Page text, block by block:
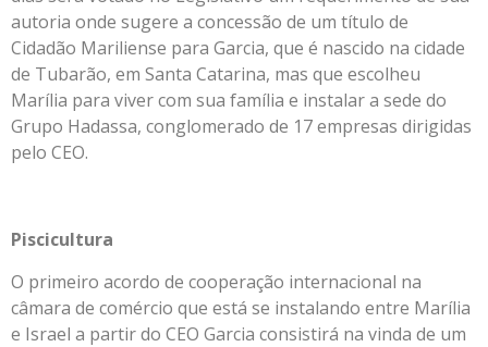
autoria onde sugere a concessão de um título de
Cidadão Mariliense para Garcia, que é nascido na cidade
de Tubarão, em Santa Catarina, mas que escolheu
Marília para viver com sua família e instalar a sede do
Grupo Hadassa, conglomerado de 17 empresas dirigidas
pelo CEO.
Piscicultura
O primeiro acordo de cooperação internacional na
câmara de comércio que está se instalando entre Marília
e Israel a partir do CEO Garcia consistirá na vinda de um